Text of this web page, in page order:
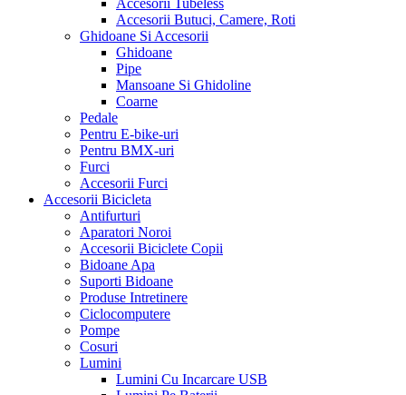
Accesorii Butuci, Camere, Roti
Ghidoane Si Accesorii
Ghidoane
Pipe
Mansoane Si Ghidoline
Coarne
Pedale
Pentru E-bike-uri
Pentru BMX-uri
Furci
Accesorii Furci
Accesorii Bicicleta
Antifurturi
Aparatori Noroi
Accesorii Biciclete Copii
Bidoane Apa
Suporti Bidoane
Produse Intretinere
Ciclocomputere
Pompe
Cosuri
Lumini
Lumini Cu Incarcare USB